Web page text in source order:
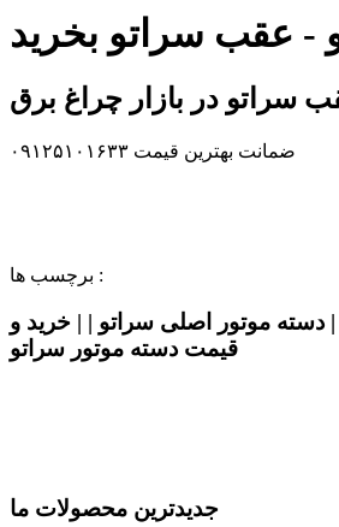
- عقب سراتو بخرید
سراتو در بازار چراغ برق
ضمانت بهترین قیمت ۰۹۱۲۵۱۰۱۶۳۳
برچسب ها :
موتور اصلی سراتو | | خرید و
قیمت دسته موتور سراتو
جدیدترین محصولات ما